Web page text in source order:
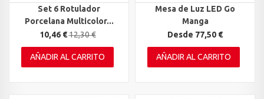
Set 6 Rotulador
Porcelana Multicolor...
10,46 €12,30 €
AÑADIR AL CARRITO
Mesa de Luz LED Go
Manga
Desde 77,50 €
AÑADIR AL CARRITO